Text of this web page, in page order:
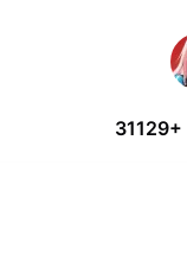
31129+